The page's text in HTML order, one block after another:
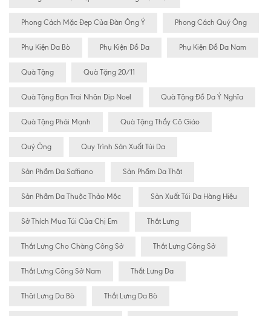
Phong Cách Mặc Đẹp Của Đàn Ông Ý Phong Cách Quý Ông
Phụ Kiện Da Bò Phụ Kiện Đồ Da Phụ Kiện Đồ Da Nam
Quà Tặng Quà Tặng 20/11
Quà Tặng Bạn Trai Nhân Dịp Noel Quà Tặng Đồ Da Ý Nghĩa
Quà Tặng Phái Mạnh Quà Tặng Thầy Cô Giáo
Quý Ông Quy Trình Sản Xuất Túi Da
Sản Phẩm Da Saffiano Sản Phẩm Da Thật
Sản Phẩm Da Thuộc Thảo Mộc Sản Xuất Túi Da Hàng Hiệu
Sở Thích Mua Túi Của Chị Em Thắt Lưng
Thắt Lưng Cho Chàng Công Sở Thắt Lưng Công Sở
Thắt Lưng Công Sở Nam Thắt Lưng Da
Thăt Lưng Da Bò Thắt Lưng Da Bò